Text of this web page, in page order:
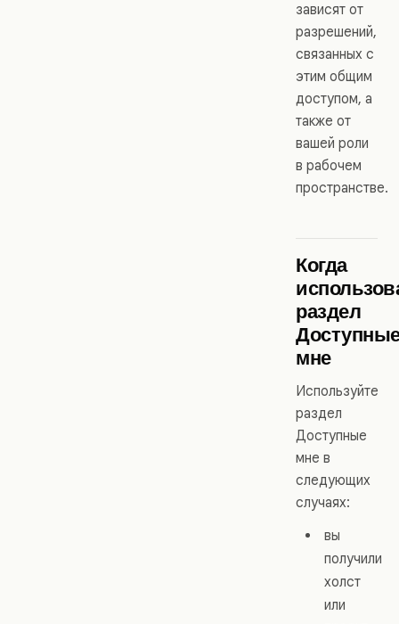
зависят от
разрешений,
связанных с
этим общим
доступом, а
также от
вашей роли
в рабочем
пространстве.
Когда
раздел
мне
Используйте
раздел
Доступные
мне в
следующих
случаях:
вы
получили
холст
или